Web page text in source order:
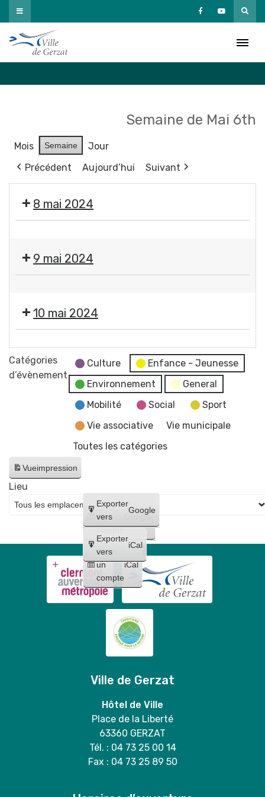
Passer
au
contenu
Semaine de Mai 6th
Mois Semaine
Jour
Précédent
Aujourd’hui Suivant
8 mai 2024
des
services
9 mai 2024
des
services
municipaux
10 mai 2024
Fermeture
des
Catégories
d’évènement
Culture
Enfance - Jeunesse
Environnement
General
Mobilité
Social
Sport
Vie associative
Vie municipale
Toutes les catégories
Vueimpression
Créer
un
compte
Google
Créer
un
compte
iCal
Exporter
vers
Google
Exporter
vers
iCal
Lieu
Ville de Gerzat
Hôtel de Ville
Place de la Liberté
63360 GERZAT
Tél. : 04 73 25 00 14
Fax : 04 73 25 89 50